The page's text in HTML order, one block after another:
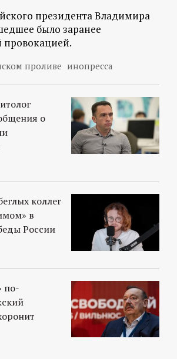
президента Владимира
было заранее
провокацией.
проливе инопресса
о
коллег
в
России
по-